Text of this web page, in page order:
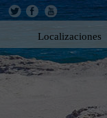
Localizaciones